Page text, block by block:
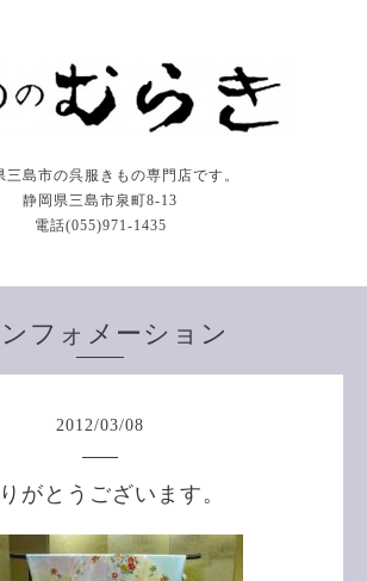
三島市の呉服きもの専門店です。
静岡県三島市泉町8-13
電話(055)971-1435
フォメーション
2012/03/08
がとうございます。